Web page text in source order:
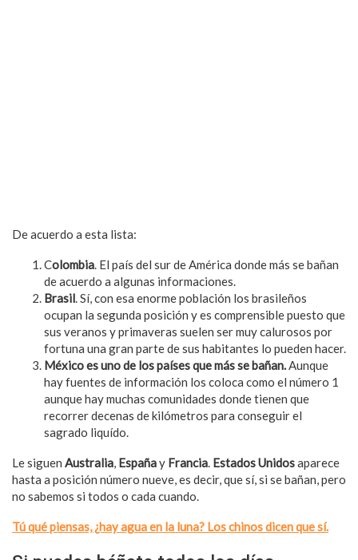
De acuerdo a esta lista:
Colombia. El país del sur de América donde más se bañan
de acuerdo a algunas informaciones.
Brasil. Sí, con esa enorme población los brasileños
ocupan la segunda posición y es comprensible puesto que
sus veranos y primaveras suelen ser muy calurosos por
fortuna una gran parte de sus habitantes lo pueden hacer.
México es uno de los países que más se bañan.Aunque
hay fuentes de información los coloca como el número 1
aunque hay muchas comunidades donde tienen que
recorrer decenas de kilómetros para conseguir el
sagrado liquído.
Le siguen Australia, Españay Francia. Estados Unidosaparece
hasta a posición número nueve, es decir, que sí, si se bañan, pero
no sabemos si todos o cada cuando.
Tú qué piensas, ¿hay agua en la luna? Los chinos dicen que sí.